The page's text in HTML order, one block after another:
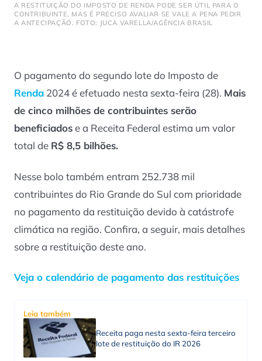
A RESTITUIÇÃO DO IMPOSTO DE RENDA PODE SER ÚTIL PARA O
CONTRIBUINTE, MAS É PRECISO AVALIAR SE VALE A PENA PEDIR
A ANTECIPAÇÃO. FOTO: JUCA VARELLA/AGÊNCIA BRASIL
O pagamento do segundo lote do Imposto de
Renda 2024 é efetuado nesta sexta-feira (28). Mais
de cinco milhões de contribuintes serão
beneficiadose a Receita Federal estima um valor
total de R$ 8,5 bilhões.
Nesse bolo também entram 252.738 mil
contribuintes do Rio Grande do Sul com prioridade
no pagamento da restituição devido à catástrofe
climática na região. Confira, a seguir, mais detalhes
sobre a restituição deste ano.
Veja o calendário de pagamento das restituições
Leia também
Receita paga nesta sexta-feira terceiro
lote de restituição do IR 2026